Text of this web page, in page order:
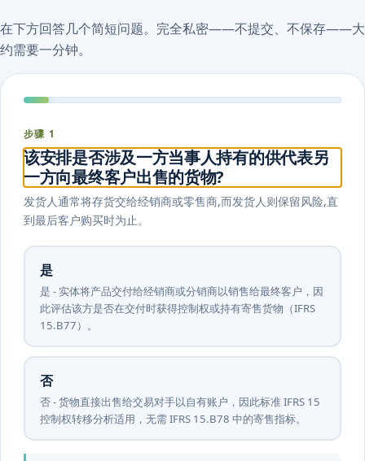
在下方回答几个简短问题。完全私密——不提交、不保存——大
约需要一分钟。
步骤 1
该安排是否涉及一方当事人持有的供代表另
一方向最终客户出售的货物?
发货人通常将存货交给经销商或零售商,而发货人则保留风险,直
到最后客户购买时为止。
是
是 - 实体将产品交付给经销商或分销商以销售给最终客户，因
此评估该方是否在交付时获得控制权或持有寄售货物（IFRS
15.B77）。
否
否 - 货物直接出售给交易对手以自有账户，因此标准 IFRS 15
控制权转移分析适用，无需 IFRS 15.B78 中的寄售指标。